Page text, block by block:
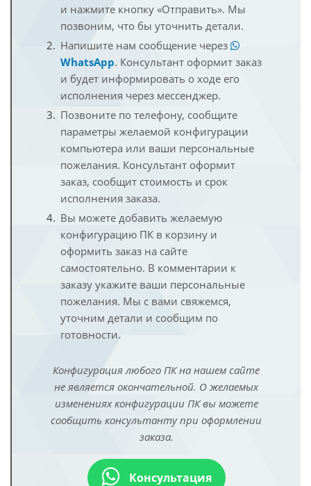
и нажмите кнопку «Отправить». Мы
позвоним, что бы уточнить детали.
Напишите нам сообщение через
WhatsApp. Консультант оформит заказ
и будет информировать о ходе его
исполнения через мессенджер.
Позвоните по телефону, сообщите
параметры желаемой конфигурации
компьютера или ваши персональные
пожелания. Консультант оформит
заказ, сообщит стоимость и срок
исполнения заказа.
Вы можете добавить желаемую
конфигурацию ПК в корзину и
оформить заказ на сайте
самостоятельно. В комментарии к
заказу укажите ваши персональные
пожелания. Мы с вами свяжемся,
уточним детали и сообщим по
готовности.
Конфигурация любого ПК на нашем сайте
не является окончательной. О желаемых
изменениях конфигурации ПК вы можете
сообщить консультанту при оформлении
заказа.
Консультация